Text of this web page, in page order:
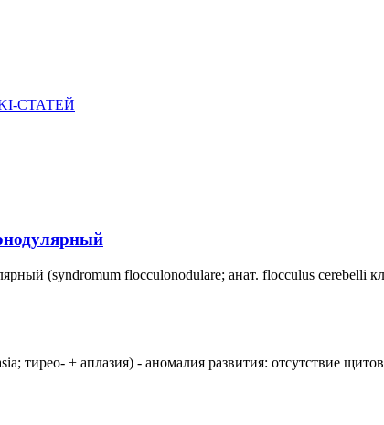
СТАТЕЙ
(syndromum flocculonodulare; анат. flocculus cerebelli
тирео- + аплазия) - аномалия развития: отсутствие